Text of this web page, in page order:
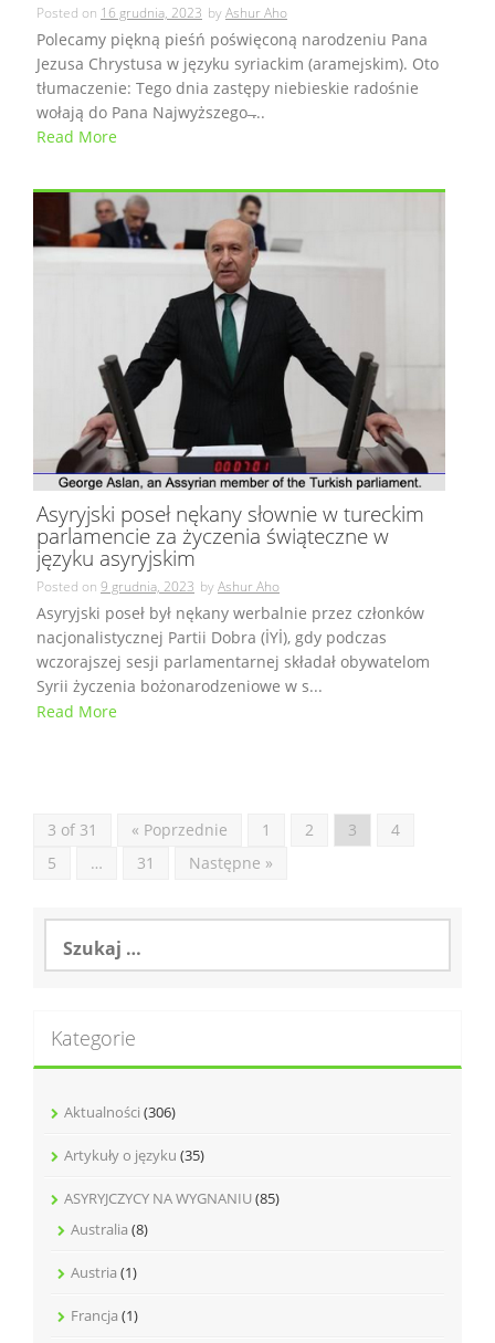
Posted on 16 grudnia, 2023 byAshur Aho
Polecamy piękną pieśń poświęconą narodzeniu Pana
Jezusa Chrystusa w języku syriackim (aramejskim). Oto
tłumaczenie: Tego dnia zastępy niebieskie radośnie
wołają do Pana Najwyższego ̶...
Read More
Asyryjski poseł nękany słownie w tureckim
parlamencie za życzenia świąteczne w
języku asyryjskim
Posted on 9 grudnia, 2023 byAshur Aho
Asyryjski poseł był nękany werbalnie przez członków
nacjonalistycznej Partii Dobra (İYİ), gdy podczas
wczorajszej sesji parlamentarnej składał obywatelom
Syrii życzenia bożonarodzeniowe w s...
Read More
3 of 31 « Poprzednie 1 2 3
4
5
… 31 Następne »
Szukaj:
Kategorie
Aktualności (306)
Artykuły o języku (35)
ASYRYJCZYCY NA WYGNANIU(85)
Australia (8)
Austria (1)
Francja (1)